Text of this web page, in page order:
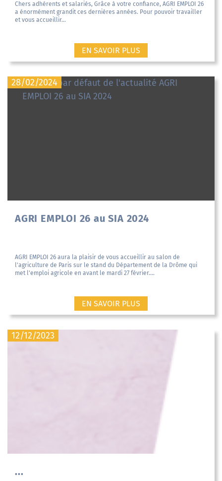
Chers adhérents et salariés, Grâce à votre confiance, AGRI EMPLOI 26
a énormément grandit ces dernières années. Pour pouvoir travailler
et vous accueillir...
EN SAVOIR PLUS
28/02/2024
AGRI EMPLOI 26 au SIA 2024
AGRI EMPLOI 26 aura la plaisir de vous accueillir au salon de
l'agriculture de Paris sur le stand du Département de la Drôme qui
met l'emploi agricole en avant le mardi 27 février....
EN SAVOIR PLUS
12/12/2023
...